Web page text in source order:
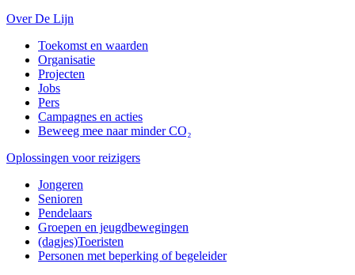
Over De Lijn
Toekomst en waarden
Organisatie
Projecten
Jobs
Pers
Campagnes en acties
Beweeg mee naar minder CO₂
Oplossingen voor reizigers
Jongeren
Senioren
Pendelaars
Groepen en jeugdbewegingen
(dagjes)Toeristen
Personen met beperking of begeleider